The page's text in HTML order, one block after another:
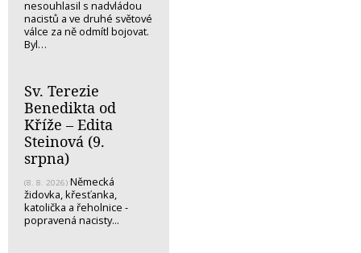
nesouhlasil s nadvládou
nacistů a ve druhé světové
válce za ně odmítl bojovat.
Byl…
Sv. Terezie
Benedikta od
Kříže – Edita
Steinová (9.
srpna)
(8. 8. 2026) Německá
židovka, křesťanka,
katolička a řeholnice -
popravená nacisty...